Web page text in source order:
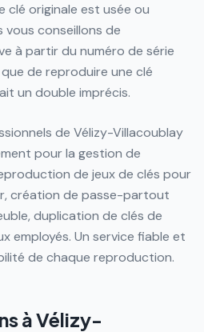
clé originale est usée ou
conseillons de
à partir du numéro de série
de reproduire une clé
un double imprécis.
de Vélizy-Villacoublay
pour la gestion de
de jeux de clés pour
création de passe-partout
duplication de clés de
employés. Un service fiable et
de chaque reproduction.
àVélizy-